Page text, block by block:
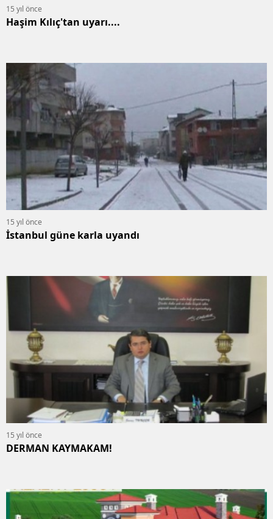
15 yıl önce
Haşim Kılıç'tan uyarı....
15 yıl önce
İstanbul güne karla uyandı
15 yıl önce
DERMAN KAYMAKAM!